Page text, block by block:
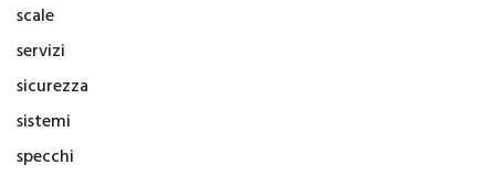
scale
servizi
sicurezza
sistemi
specchi